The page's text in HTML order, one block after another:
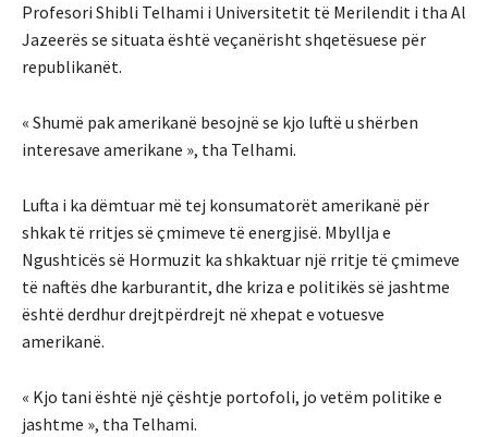
Profesori Shibli Telhami i Universitetit të Merilendit i tha Al
Jazeerës se situata është veçanërisht shqetësuese për
republikanët.
« Shumë pak amerikanë besojnë se kjo luftë u shërben
interesave amerikane », tha Telhami.
Lufta i ka dëmtuar më tej konsumatorët amerikanë për
shkak të rritjes së çmimeve të energjisë. Mbyllja e
Ngushticës së Hormuzit ka shkaktuar një rritje të çmimeve
të naftës dhe karburantit, dhe kriza e politikës së jashtme
është derdhur drejtpërdrejt në xhepat e votuesve
amerikanë.
« Kjo tani është një çështje portofoli, jo vetëm politike e
jashtme », tha Telhami.